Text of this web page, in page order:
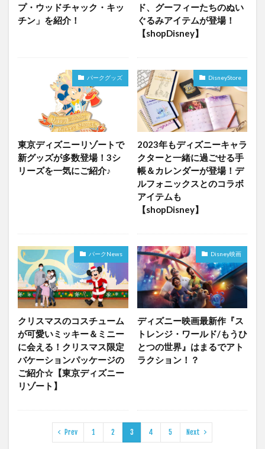
プ・ウッドチャック・キッ
チン」を紹介！
ド、グーフィーたちのぬい
ぐるみアイテムが登場！
【shopDisney】
パークグッズ
東京ディズニーリゾートで
新グッズが多数登場！3シ
リーズを一気にご紹介♪
DisneyStore
2023年もディズニーキャラ
クターと一緒に過ごせる手
帳＆カレンダーが登場！デ
ルフォニックスとのコラボ
アイテムも
【shopDisney】
パークNews
クリスマスのコスチューム
が可愛いミッキー＆ミニー
に会える！クリスマス限定
バケーションパッケージの
ご紹介☆【東京ディズニー
リゾート】
Disney映画
ディズニー映画最新作『ス
トレンジ・ワールド/もうひ
とつの世界』はまるでアト
ラクション！？
Prev 1 2 3 4 5 Next